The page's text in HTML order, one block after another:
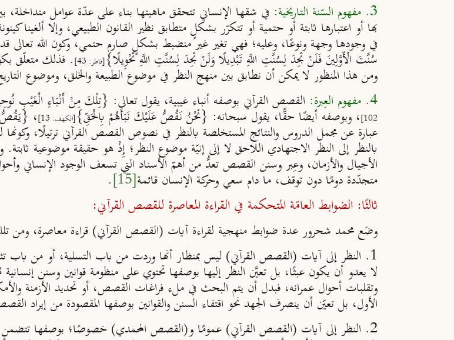
3. مفهوم السّنة التاريخية:
في شقها الإنساني تتحقق ماهيتها بناء على عدّة عوامل
بها أو اعتبارها ثابتة أو حتمية أو تتكرّر بشكلٍ متطابق نظير القانون الطبيعي، وإلا ألغينا
في وجودها وجهة ونوعًا، وعليه؛ فهي تغير غير منضبط بشكلٍ صارم حتمي، وكون الله تعالى
سُنَّتَ الْأَوَّلِينَ فَلَنْ تَجِدَ لِسُنَّتِ اللَّهِ تَبْدِيلًا وَلَنْ تَجِدَ لِسُنَّتِ اللَّهِ تَحْوِيلًا}[فاطر: 43] . فذلك متعلّق
ومن هذا المنظور لا يمكن أن نطابق بين منهج النظر في موضوع الطبيعة والخلق، وموضوع
4. مفهوم العِبرة:
القصص القرآني بوصفه أنباء غيبية، يقول تعالى: {تِلْكَ مِنْ أَنْبَاءِ الْغَيْبِ
102] ، وبوصفه أيضًا حقًّا، يقول سبحانه: {نَحْنُ نَقُصُّ عَلَيْكَ نَبَأَهُمْ بِالْحَقِّ}[الكهف: 13] ، {يَقُصُّ
عبارة عن مجمل الدروس والنتائج المستخلصة بالنظر في نصوص القصص القرآني ترتيلًا، وكونها
بالنظر إلى النظر الاجتهادي اللاحق لا إلى إنيّة موضوع النظر؛ إِذْ هو حقيقة موضوعية
الأجيال والأزمان، وعِبر وسنن القصص تعدُّ من أهمّ الأسناد التي تسعف الوجود الإنساني
متجدّدة دومًا دون توقف، ما دام سعي وحركة الإنسان قائمة[15]
.
ثالثًا: الضوابط العامّة المتحكمة في القراءة المعاصرة للقصص القرآني:
وضَع محمد شحرور عدة ضوابط منهجية لقراءة آيات (القصص القرآني) قراءة معاصرة، ومن
1. النظر إلى آيات (القصص القرآني) ليس بمنظار أنها وردت من باب التسلية، أو من
لا يعدو أن يكون عبثًا، بل تعيَّن النظر إليها بوصفها تحتوي على منظومة قوانين وسنن إنسانية
وتقلبات أحوال عمرانه، فبدل أن يتم البحث في ملء فراغات القصص، أو تحديد الأزمنة
الأول، بل تعيّن أن ينصرف الجهد نحو اقتفاء السنن والقوانين بوصفها المقصودة من إيراد
2. النظر إلى آيات (القصص القرآني) عمومًا و(القصص المحمدي) خصوصًا؛ بوصفها تتضمن